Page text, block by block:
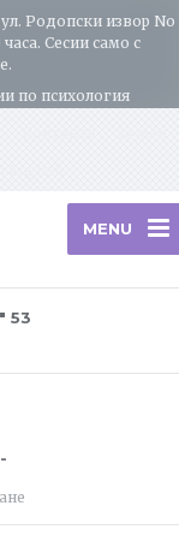
Родопски извор No
Сесии само с
по психология
MENU
53